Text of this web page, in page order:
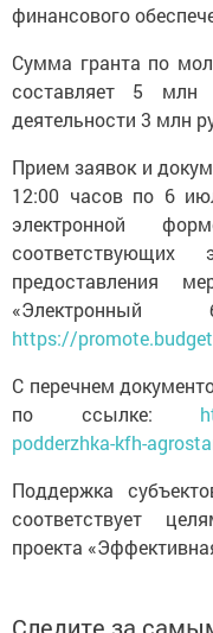
финансового
Сумма гранта по
составляет 5 млн
деятельности 3 млн
Прием заявок и
12:00 часов по 6
электронной
предоставления
https://
С перечнем
по ссылке:
podderzhka-kfh-
Поддержка
соответствует
проекта